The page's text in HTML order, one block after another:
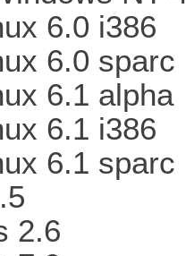
6.0 i386
6.0 sparc
6.1 alpha
6.1 i386
6.1 sparc
2.6